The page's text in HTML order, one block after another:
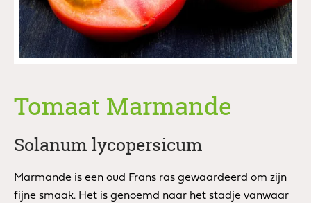
Tomaat Marmande
Solanum lycopersicum
Marmande is een oud Frans ras gewaardeerd om zijn
fijne smaak. Het is genoemd naar het stadje vanwaar